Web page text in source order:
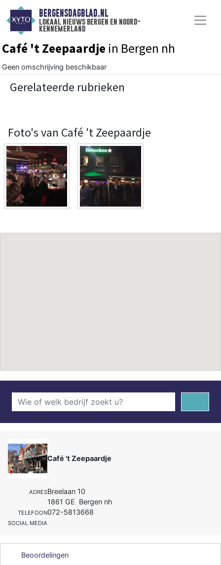
BERGENSDAGBLAD.NL
lokaal nieuws bergen en noord-
kennemerland
Café 't Zeepaardje in Bergen nh
Geen omschrijving beschikbaar
Gerelateerde rubrieken
Foto's van Café 't Zeepaardje
Café 't Zeepaardje
ADRESBreelaan 10
1861 GE Bergen nh
TELEFOON072-5813668
SOCIAL MEDIA
Beoordelingen